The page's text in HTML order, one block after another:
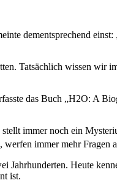
dementsprechend
Tatsächlich wissen wir
das Buch „H2O: A
immer noch ein
werfen immer mehr Fragen
Jahrhunderten. Heute
ist.